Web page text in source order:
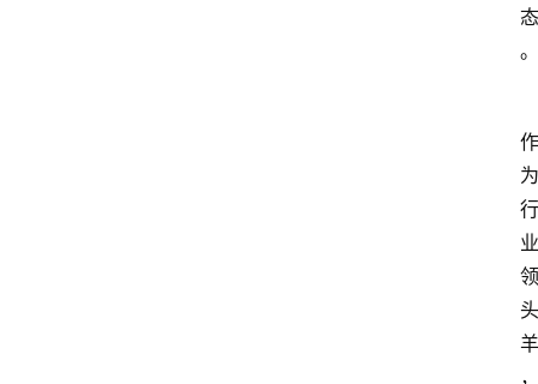
态
。
作
为
行
业
领
头
羊
，